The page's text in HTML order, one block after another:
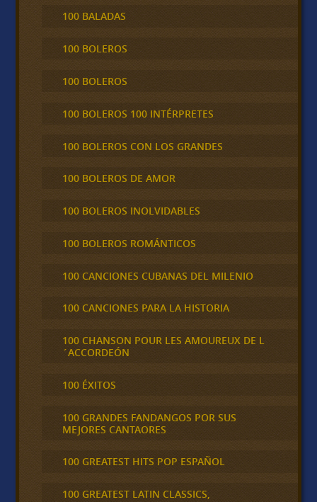
100 BALADAS
100 BOLEROS
100 BOLEROS
100 BOLEROS 100 INTÉRPRETES
100 BOLEROS CON LOS GRANDES
100 BOLEROS DE AMOR
100 BOLEROS INOLVIDABLES
100 BOLEROS ROMÁNTICOS
100 CANCIONES CUBANAS DEL MILENIO
100 CANCIONES PARA LA HISTORIA
100 CHANSON POUR LES AMOUREUX DE L
´ACCORDEÓN
100 ÉXITOS
100 GRANDES FANDANGOS POR SUS
MEJORES CANTAORES
100 GREATEST HITS POP ESPAÑOL
100 GREATEST LATIN CLASSICS,